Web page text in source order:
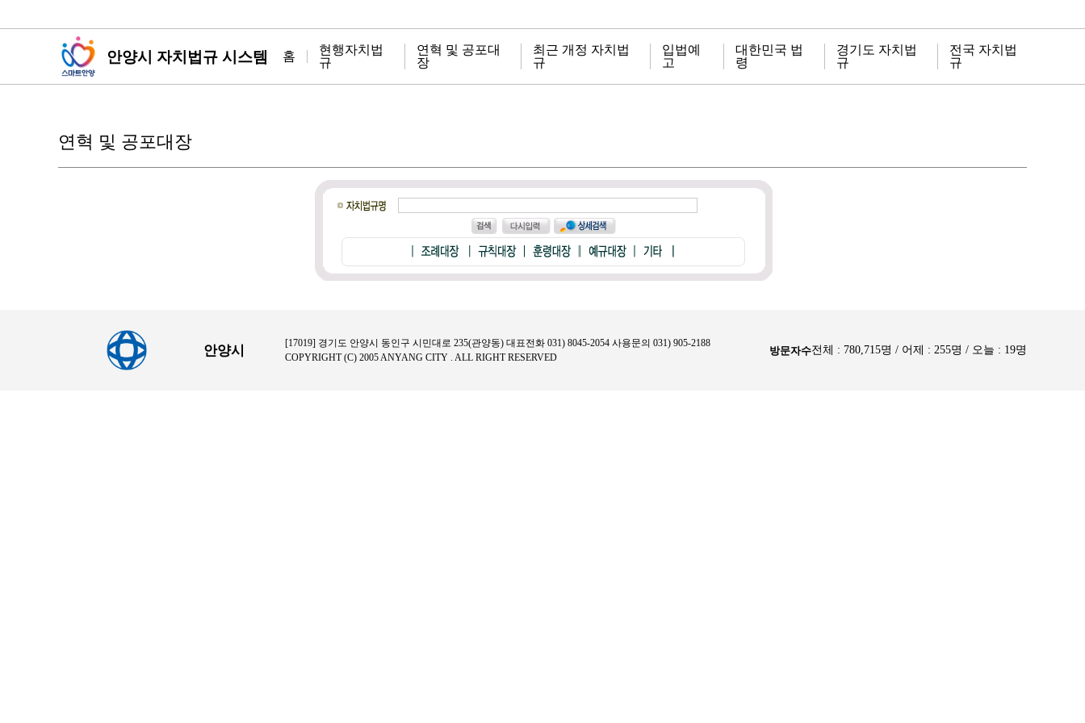
안양시 자치법규 시스템 홈
현행자치법
규
연혁 및 공포대
장
최근 개정 자치법
규
입법예
고
대한민국 법
령
경기도 자치법
규
전국 자치법
규
연혁 및 공포대장
안양시
[17019] 경기도 안양시 동인구 시민대로 235(관양동) 대표전화 031) 8045-2054 사용문의 031) 905-2188
COPYRIGHT (C) 2005 ANYANG CITY . ALL RIGHT RESERVED
방문자수전체 : 780,715명 / 어제 : 255명 / 오늘 : 19명